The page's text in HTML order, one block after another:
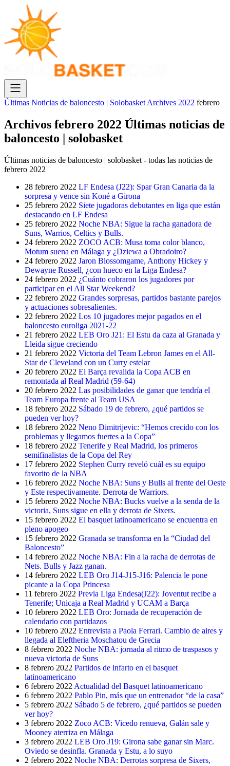
Últimas Noticias de baloncesto | Solobasket Archives 2022 febrero
Archivos febrero 2022 Últimas noticias de
baloncesto | solobasket
Últimas noticias de baloncesto | solobasket - todas las noticias de
febrero 2022
28 febrero 2022 LF Endesa (J22): Spar Gran Canaria da la
sorpresa y vence sin Koné a Girona
25 febrero 2022 Siete jugadoras debutantes en liga que están
destacando en LF Endesa
25 febrero 2022 Noche NBA: Sigue la racha ganadora de
Suns, Warrios, Celtics y Bulls.
24 febrero 2022 ZOCO ACB: Musa toma color blanco,
Motum suena en Málaga y ¿Dziewa a Obradoiro?
24 febrero 2022 Jaron Blossomgame, Anthony Hickey y
Dewayne Russell, ¿con hueco en la Liga Endesa?
24 febrero 2022 ¿Cuánto cobraron los jugadores por
participar en el All Star Weekend?
22 febrero 2022 Grandes sorpresas, partidos bastante parejos
y actuaciones sobresalientes.
22 febrero 2022 Los 10 jugadores mejor pagados en el
baloncesto euroliga 2021-22
21 febrero 2022 LEB Oro J21: El Estu da caza al Granada y
Lleida sigue creciendo
21 febrero 2022 Victoria del Team Lebron James en el All-
Star de Cleveland con un Curry estelar
20 febrero 2022 El Barça revalida la Copa ACB en
remontada al Real Madrid (59-64)
20 febrero 2022 Las posibilidades de ganar que tendría el
Team Europa frente al Team USA
18 febrero 2022 Sábado 19 de febrero, ¿qué partidos se
pueden ver hoy?
18 febrero 2022 Neno Dimitrijevic: “Hemos crecido con los
problemas y llegamos fuertes a la Copa”
18 febrero 2022 Tenerife y Real Madrid, los primeros
semifinalistas de la Copa del Rey
17 febrero 2022 Stephen Curry reveló cuál es su equipo
favorito de la NBA
16 febrero 2022 Noche NBA: Suns y Bulls al frente del Oeste
y Este respectivamente. Derrota de Warriors.
15 febrero 2022 Noche NBA: Bucks vuelve a la senda de la
victoria, Suns sigue en ella y derrota de Sixers.
15 febrero 2022 El basquet latinoamericano se encuentra en
pleno apogeo
15 febrero 2022 Granada se transforma en la “Ciudad del
Baloncesto”
14 febrero 2022 Noche NBA: Fin a la racha de derrotas de
Nets. Bulls y Jazz ganan.
14 febrero 2022 LEB Oro J14-J15-J16: Palencia le pone
picante a la Copa Princesa
11 febrero 2022 Previa Liga Endesa(J22): Joventut recibe a
Tenerife; Unicaja a Real Madrid y UCAM a Barça
10 febrero 2022 LEB Oro: Jornada de recuperación de
calendario con partidazos
10 febrero 2022 Entrevista a Paola Ferrari. Cambio de aires y
llegada al Eleftheria Moschatou de Grecia
8 febrero 2022 Noche NBA: jornada al ritmo de traspasos y
nueva victoria de Suns
8 febrero 2022 Partidos de infarto en el basquet
latinoamericano
6 febrero 2022 Actualidad del Basquet latinoamericano
6 febrero 2022 Pablo Pin, más que un entrenador “de la casa”
5 febrero 2022 Sábado 5 de febrero, ¿qué partidos se pueden
ver hoy?
3 febrero 2022 Zoco ACB: Vicedo renueva, Galán sale y
Mooney aterriza en Málaga
3 febrero 2022 LEB Oro J19: Girona sabe ganar sin Marc.
Oviedo se desinfla. Granada y Estu, a lo suyo
2 febrero 2022 Noche NBA: Derrotas sorpresa de Sixers,